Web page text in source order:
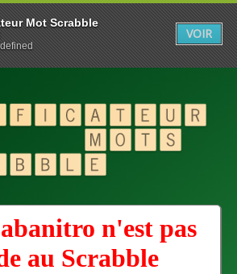
n'est pas
au Scrabble
Mot Scrabble
VOIR